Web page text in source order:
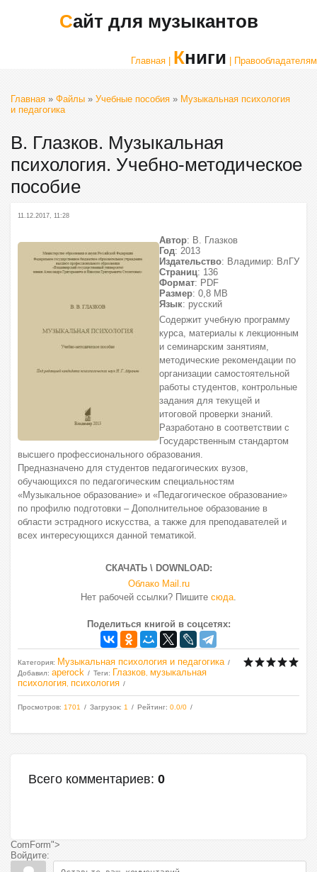
Сайт для музыкантов
Главная | Книги | Правообладателям
Главная » Файлы » Учебные пособия » Музыкальная психология
и педагогика
В. Глазков. Музыкальная
психология. Учебно-методическое
пособие
11.12.2017, 11:28
Автор: В. Глазков
Год: 2013
Издательство: Владимир: ВлГУ
Страниц: 136
Формат: PDF
Размер: 0,8 МВ
Язык: русский
Содержит учебную программу
курса, материалы к лекционным
и семинарским занятиям,
методические рекомендации по
организации самостоятельной
работы студентов, контрольные
задания для текущей и
итоговой проверки знаний.
Разработано в соответствии с
Государственным стандартом
высшего профессионального образования.
Предназначено для студентов педагогических вузов,
обучающихся по педагогическим специальностям
«Музыкальное образование» и «Педагогическое образование»
по профилю подготовки ‒ Дополнительное образование в
области эстрадного искусства, а также для преподавателей и
всех интересующихся данной тематикой.
СКАЧАТЬ \ DOWNLOAD:
Облако Mail.ru
Нет рабочей ссылки? Пишите сюда.
Поделиться книгой в соцсетях:
Категория: Музыкальная психология и педагогика
Добавил: aperock Теги: Глазков музыкальная
психология психология
Просмотров: 1701 Загрузок: 1 Рейтинг: 0.0/0
Всего комментариев: 0
ComForm">
Войдите: